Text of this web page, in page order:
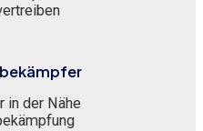
in der Nähe